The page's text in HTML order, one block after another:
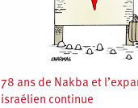
78 ans de Nakba et
israélien continue